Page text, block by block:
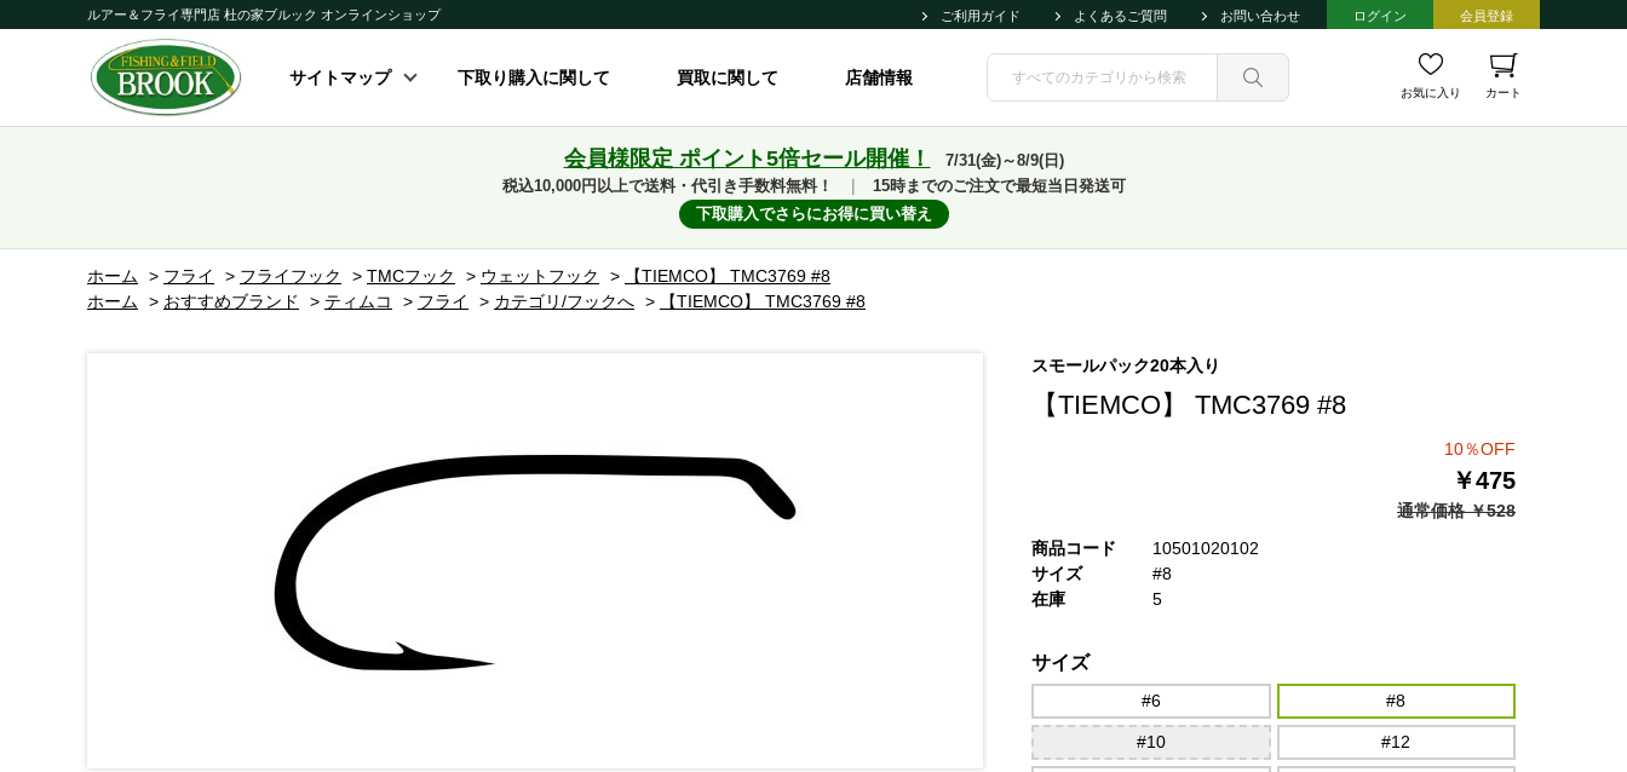
ルアー＆フライ専門店 杜の家ブルック オンラインショップ ご利用ガイド よくあるご質問 お問い合わせ ログイン 会員登録
サイトマップ 下取り購入に関して 買取に関して 店舗情報
お気に入り カート
会員様限定 ポイント5倍セール開催！
7/31(金)～8/9(日)
税込10,000円以上で送料・代引き手数料無料！
15時までのご注文で最短当日発送可
下取購入でさらにお得に買い替え
ホーム > フライ > フライフック > TMCフック > ウェットフック >
【TIEMCO】 TMC3769 #8
ホーム
> おすすめブランド > ティムコ > フライ > カテゴリ/フックへ > 【TIEMCO】 TMC3769 #8
スモールパック20本入り
【TIEMCO】 TMC3769 #8
10％OFF
￥475
通常価格 ￥528
商品コード
10501020102
サイズ
#8
在庫
5
サイズ
#6 #8
#10 #12